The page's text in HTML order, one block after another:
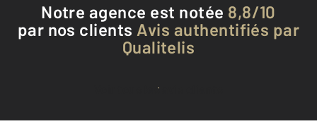
Notre agence est notée 8,8/10
par nos clients Avis authentifiés par
Qualitelis
Voir tous les avis clients